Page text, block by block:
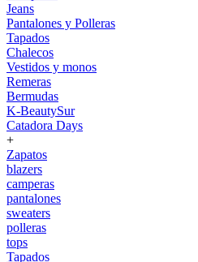
Jeans
Pantalones y Polleras
Tapados
Chalecos
Vestidos y monos
Remeras
Bermudas
K-BeautySur
Catadora Days
+
Zapatos
blazers
camperas
pantalones
sweaters
polleras
tops
Tapados